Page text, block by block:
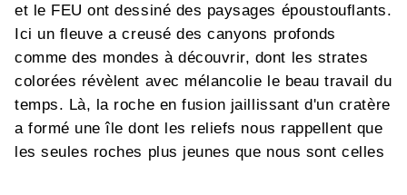
et le FEU ont dessiné des paysages époustouflants.
Ici un fleuve a creusé des canyons profonds
comme des mondes à découvrir, dont les strates
colorées révèlent avec mélancolie le beau travail du
temps. Là, la roche en fusion jaillissant d'un cratère
a formé une île dont les reliefs nous rappellent que
les seules roches plus jeunes que nous sont celles